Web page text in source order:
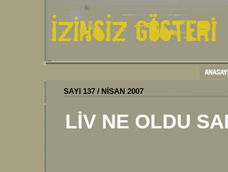
SAYI 137 / NİSAN 2007
LİV NE OLDU